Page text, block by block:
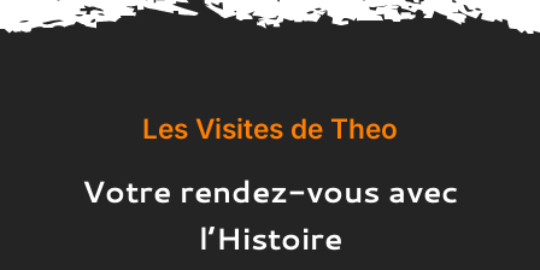
Les Visites de Theo
Votre rendez-vous avec
l’Histoire